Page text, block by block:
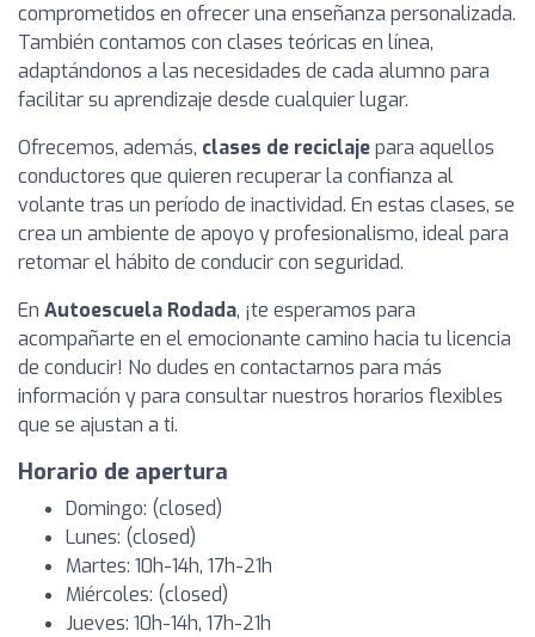
comprometidos en ofrecer una enseñanza personalizada.
También contamos con clases teóricas en línea,
adaptándonos a las necesidades de cada alumno para
facilitar su aprendizaje desde cualquier lugar.
Ofrecemos, además, clases de reciclajepara aquellos
conductores que quieren recuperar la confianza al
volante tras un período de inactividad. En estas clases, se
crea un ambiente de apoyo y profesionalismo, ideal para
retomar el hábito de conducir con seguridad.
En Autoescuela Rodada, ¡te esperamos para
acompañarte en el emocionante camino hacia tu licencia
de conducir! No dudes en contactarnos para más
información y para consultar nuestros horarios flexibles
que se ajustan a ti.
Horario de apertura
Domingo: (closed)
Lunes: (closed)
Martes: 10h-14h, 17h-21h
Miércoles: (closed)
Jueves: 10h-14h, 17h-21h